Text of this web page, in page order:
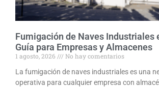
Fumigación de Naves Industriales
Guía para Empresas y Almacenes
1 agosto, 2026
No hay comentarios
La fumigación de naves industriales es una
operativa para cualquier empresa con